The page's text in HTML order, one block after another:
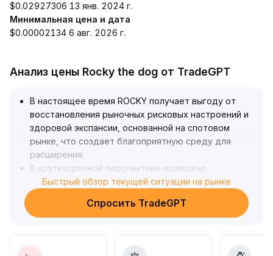
$0.02927306 13 янв. 2024 г.
Минимальная цена и дата
$0.00002134 6 авг. 2026 г.
Анализ цены Rocky the dog от TradeGPT
В настоящее время ROCKY получает выгоду от
восстановления рыночных рисковых настроений и
здоровой экспансии, основанной на спотовом
рынке, что создает благоприятную среду для
расширения.
В краткосрочной перспективе возможно
привлечение дополнительных средств, что
придаёт цене потенциал для роста
Однако следует проявлять осторожность из-за
объёмов торгов и открытых позиций
Быстрый обзор текущей ситуации на рынке
Спросить TradeGPT